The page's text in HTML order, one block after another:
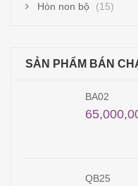
Hòn non bộ
(15)
SẢN PHẨM BÁN
BA02
QB25